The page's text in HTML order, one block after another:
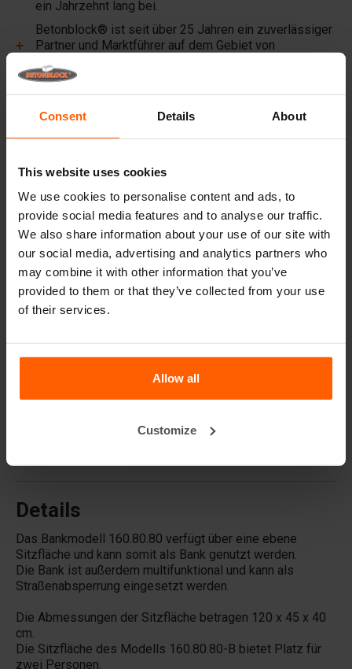
Consent Details About
This website uses cookies
We use cookies to personalise content and ads, to
provide social media features and to analyse our traffic.
We also share information about your use of our site with
our social media, advertising and analytics partners who
may combine it with other information that you’ve
provided to them or that they’ve collected from your use
of their services.
Allow all
Customize
ein Jahrzehnt lang bei.
Betonblock® ist seit über 25 Jahren ein zuverlässiger
Partner und Marktführer auf dem Gebiet von
Nützliche Links
Handhabungsgeräte
Zubehör
Ersatzteile
Häufig gestellte Fragen
Details
Das Bankmodell 160.80.80 verfügt über eine ebene
Sitzfläche und kann somit als Bank genutzt werden.
Die Bank ist außerdem multifunktional und kann als
Straßenabsperrung eingesetzt werden.
Die Abmessungen der Sitzfläche betragen 120 x 45 x 40
cm.
Die Sitzfläche des Modells 160.80.80-B bietet Platz für
zwei Personen.